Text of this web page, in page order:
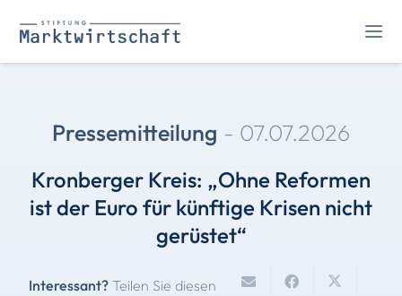
Pressemitteilung - 07.07.2026
Kronberger Kreis: „Ohne Reformen
ist der Euro für künftige Krisen nicht
gerüstet“
Interessant?Teilen Sie diesen